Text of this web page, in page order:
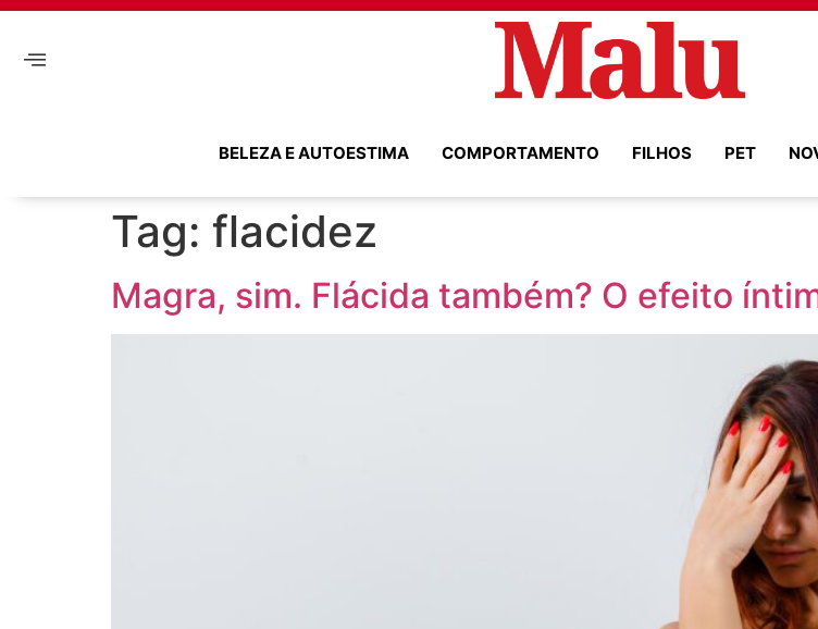
BELEZA E AUTOESTIMA COMPORTAMENTO FILHOS PET
Tag: flacidez
Magra, sim. Flácida também? O efeito